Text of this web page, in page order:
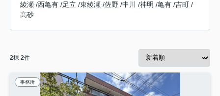
綾瀬 /西亀有 /足立 /東綾瀬 /佐野 /中川 /神明 /亀有 /吉町 /
高砂
2棟 2件
事務所